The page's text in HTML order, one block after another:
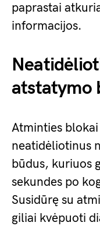
paprastai
informacijos.
atstatymo
Atminties
neatidėliotinus
būdus, kuriuos
sekundes po
Susidūrę su
giliai kvėpuoti